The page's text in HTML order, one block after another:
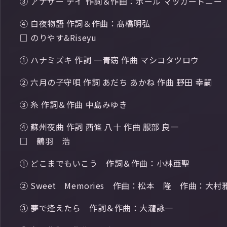
④ 白夜物語 作詞＆作曲：髙橋明弘
□ のりやす&Riseyu
① ハナミズキ 作詞 一青窈 作曲 マシコタツロウ
② 六月の子守唄 作詞 あだち あかね 作曲 野田 幸嗣
③ 糸 作詞＆作曲 中島みゆき
④ 蘇州夜曲 作詞 西條 八十 作曲 服部 良一
□ 鶴羽 浩
① どこまでもいこう 作詞＆作曲：小林亜聖
② Sweet Memories 作曲：松本 隆 作曲：大村
③ 夢で逢えたら 作詞＆作曲：大瀧詠一